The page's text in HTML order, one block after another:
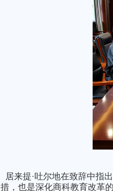
居来提·吐尔地在致辞中指
措，也是深化商科教育改革